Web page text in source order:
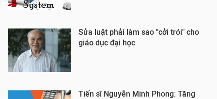
Sửa luật phải làm sao "cởi trói" cho
giáo dục đại học
Tiến sĩ Nguyễn Minh Phong: Tăng